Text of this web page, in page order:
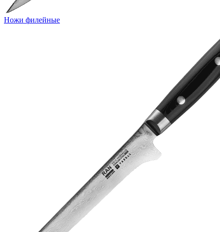
Ножи филейные